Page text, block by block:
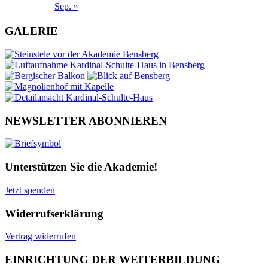
Sep. »
GALERIE
NEWSLETTER ABONNIEREN
Unterstützen Sie die Akademie!
Jetzt spenden
Widerrufserklärung
Vertrag widerrufen
EINRICHTUNG DER WEITERBILDUNG